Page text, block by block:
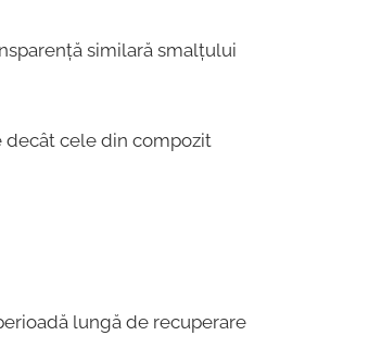
similară smalțului
decât cele din compozit
lungă de recuperare